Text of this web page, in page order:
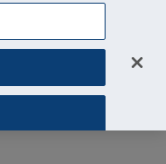
Accedi all'area riservata